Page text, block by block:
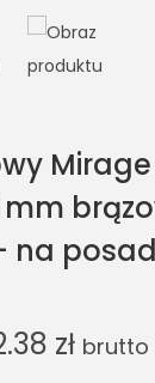
na
zł brutto